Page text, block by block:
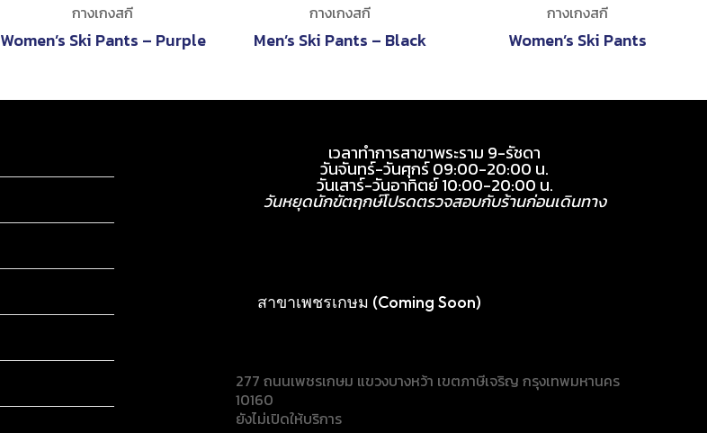
กางเกงสกี
Women’s Ski Pants – Purple
กางเกงสกี
Men’s Ski Pants – Black
กางเกงสกี
Women’s Ski Pants
เวลาทำการสาขาพระราม 9-รัชดา
วันจันทร์-วันศุกร์ 09:00-20:00 น.
วันเสาร์-วันอาทิตย์ 10:00-20:00 น.
วันหยุดนักขัตฤกษ์โปรดตรวจสอบกับร้านก่อนเดินทาง
สาขาเพชรเกษม (Coming Soon)
277 ถนนเพชรเกษม แขวงบางหว้า เขตภาษีเจริญ กรุงเทพมหานคร
10160
ยังไม่เปิดให้บริการ